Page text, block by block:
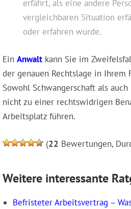
erfährt, als eine andere
vergleichbaren Situation
oder erfahren würde.
Ein Anwalt kann Sie im
der genauen Rechtslage in Ihrem
Sowohl Schwangerschaft als
nicht zu einer rechtswidrigen
Arbeitsplatz führen.
(22 Bewertungen,
Weitere interessante
Befristeter Arbeitsvertrag –